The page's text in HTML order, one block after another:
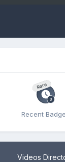
Rare
Recent
Videos